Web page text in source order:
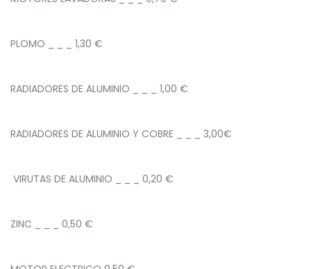
PLOMO _ _ _ 1,30 €
RADIADORES DE ALUMINIO _ _ _ 1,00 €
RADIADORES DE ALUMINIO Y COBRE _ _ _ 3,00€
VIRUTAS DE ALUMINIO _ _ _ 0,20 €
ZINC _ _ _ 0,50 €